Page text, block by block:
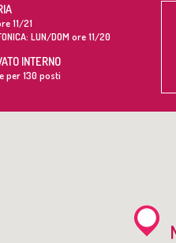
11/21
LUN/DOM ore 11/20
INTERNO
per 130 posti